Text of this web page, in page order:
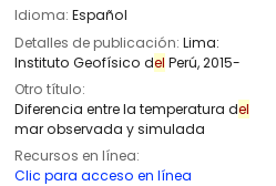
Idioma: Español
Detalles de publicación: Lima:
Instituto Geofísico del Perú,2015-
Otro título:
Diferencia entre la temperatura del
mar observada y simulada
Recursos en línea:
Clic para acceso en línea